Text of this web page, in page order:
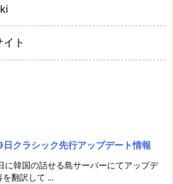
ト
クラシック先行アップデート情報
に韓国の話せる島サーバーにてアップデ
翻訳して ...